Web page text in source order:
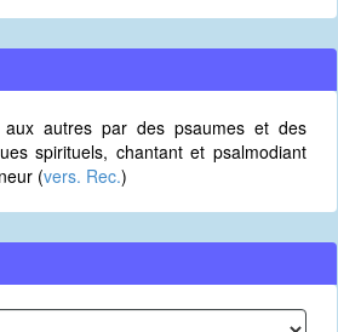
autres par des psaumes et des
spirituels, chantant et psalmodiant
(vers. Rec.)